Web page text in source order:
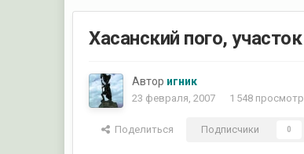
Хасанский пого,
Автор игник
23 февраля, 2007 1 548
Поделиться Подписчики 0